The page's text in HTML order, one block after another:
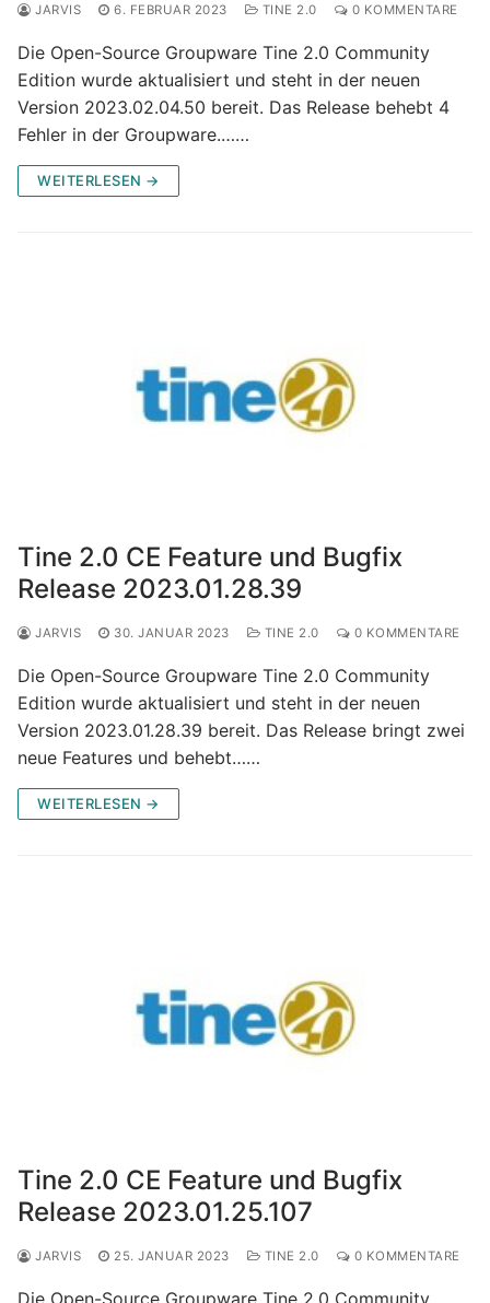
JARVIS 6. FEBRUAR 2023 TINE 2.0 0 KOMMENTARE
Die Open-Source Groupware Tine 2.0 Community
Edition wurde aktualisiert und steht in der neuen
Version 2023.02.04.50 bereit. Das Release behebt 4
Fehler in der Groupware.……
WEITERLESEN →
Tine 2.0 CE Feature und Bugfix
Release 2023.01.28.39
JARVIS 30. JANUAR 2023 TINE 2.0 0 KOMMENTARE
Die Open-Source Groupware Tine 2.0 Community
Edition wurde aktualisiert und steht in der neuen
Version 2023.01.28.39 bereit. Das Release bringt zwei
neue Features und behebt……
WEITERLESEN →
Tine 2.0 CE Feature und Bugfix
Release 2023.01.25.107
JARVIS 25. JANUAR 2023 TINE 2.0 0 KOMMENTARE
Die Open-Source Groupware Tine 2.0 Community